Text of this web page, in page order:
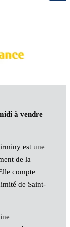
à vendre
est une
de la
compte
de Saint-